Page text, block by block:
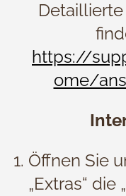
https://
ome/
Öffnen Sie
„Extras“ die